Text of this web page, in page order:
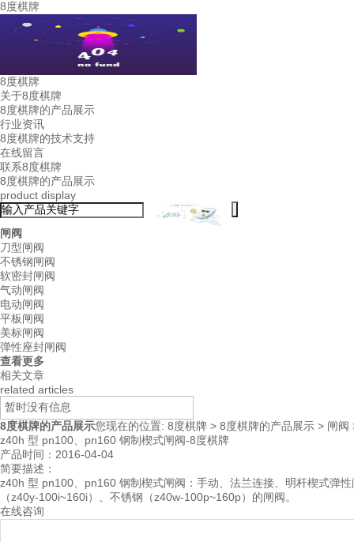
8度棋牌
8度棋牌
关于8度棋牌
8度棋牌的产品展示
行业资讯
8度棋牌的技术支持
在线留言
联系8度棋牌
8度棋牌的产品展示
product display
闸阀
刀型闸阀
不锈钢闸阀
软密封闸阀
气动闸阀
电动闸阀
平板闸阀
美标闸阀
弹性座封闸阀
查看更多
相关文章
related articles
暂时没有信息
8度棋牌的产品展示您现在的位置: 8度棋牌 > 8度棋牌的产品展示 > 闸阀
z40h 型 pn100、pn160 钢制楔式闸阀-8度棋牌
产品时间：2016-04-04
简要描述：
z40h 型 pn100、pn160 钢制楔式闸阀：手动、法兰连接、明杆楔式弹
（z40y-100i~160i）、不锈钢（z40w-100p~160p）的闸阀。
在线咨询